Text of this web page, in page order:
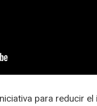
para reducir